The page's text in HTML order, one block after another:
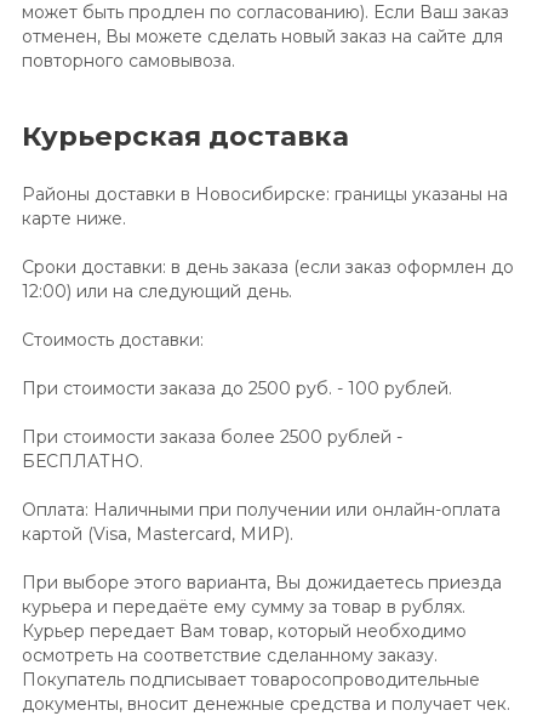
может быть продлен по согласованию). Если Ваш заказ
отменен, Вы можете сделать новый заказ на сайте для
повторного самовывоза.
Курьерская доставка
Районы доставки в Новосибирске: границы указаны на
карте ниже.
Сроки доставки: в день заказа (если заказ оформлен до
12:00) или на следующий день.
Стоимость доставки:
При стоимости заказа до 2500 руб. - 100 рублей.
При стоимости заказа более 2500 рублей -
БЕСПЛАТНО.
Оплата: Наличными при получении или онлайн-оплата
картой (Visa, Mastercard, МИР).
При выборе этого варианта, Вы дожидаетесь приезда
курьера и передаёте ему сумму за товар в рублях.
Курьер передает Вам товар, который необходимо
осмотреть на соответствие сделанному заказу.
Покупатель подписывает товаросопроводительные
документы, вносит денежные средства и получает чек.